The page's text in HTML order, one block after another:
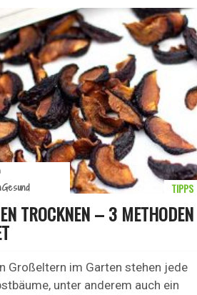
TROCKNEN – 3 METHODEN
Großeltern im Garten stehen jede
unter anderem auch ein
TIPPS